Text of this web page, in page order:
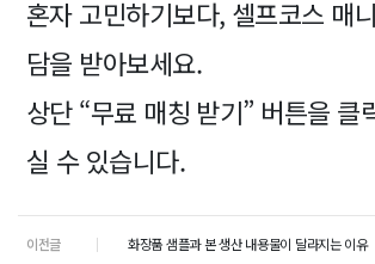
혼자 고민하기보다, 셀프코스 매
담을 받아보세요.
상단 “무료 매칭 받기” 버튼을 클
실 수 있습니다.
이전글 화장품 샘플과 본 생산 내용물이 달라지는 이유